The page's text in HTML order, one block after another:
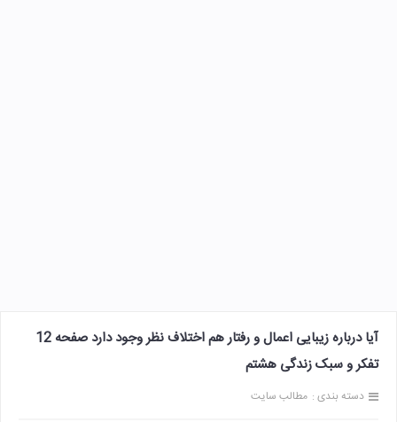
آیا درباره زیبایی اعمال و رفتار هم اختلاف نظر وجود دارد صفحه 12
تفکر و سبک زندگی هشتم
دسته بندی : مطالب سایت